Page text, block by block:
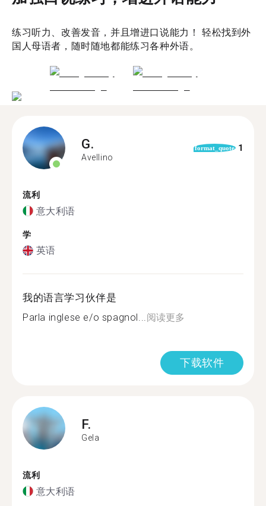
练习听力、改善发音，并且增进口说能力！ 轻松找到外
国人母语者，随时随地都能练习各种外语。
G.
Avellino
format_quote 1
流利
意大利语
学
英语
我的语言学习伙伴是
Parla inglese e/o spagnol...阅读更多
下载软件
F.
Gela
流利
意大利语